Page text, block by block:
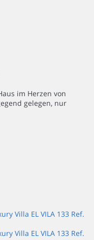
im Herzen von
gelegen, nur